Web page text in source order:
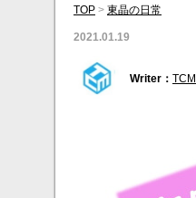
TOP > 東晶の日常
2021.01.19
Writer：